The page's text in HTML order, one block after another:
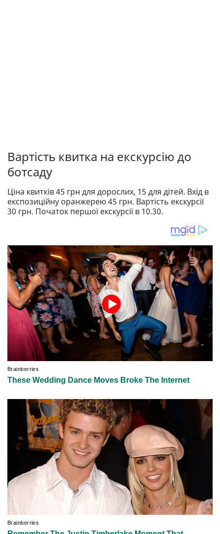
Вартість квитка на екскурсію до
ботсаду
Ціна квитків 45 грн для дорослих, 15 для дітей. Вхід в
експозиційну оранжерею 45 грн. Вартість екскурсії
30 грн. Початок першої екскурсії в 10.30.